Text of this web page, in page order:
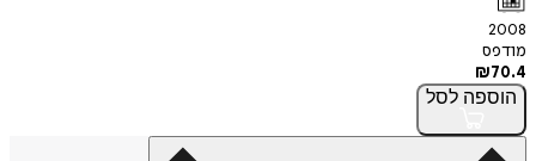
2008
מודפס
₪70.4
הוספה לסל